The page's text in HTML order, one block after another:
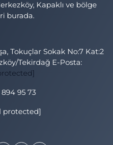
Kapaklı ve bölge
burada.
Tokuçlar Sokak No:7 Kat:2
Tekirdağ E-Posta:
894 95 73
protected]